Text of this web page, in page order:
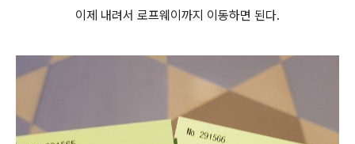
이제 내려서 로프웨이까지 이동하면 된다.